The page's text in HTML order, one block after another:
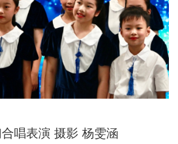
合唱表演 摄影 杨雯涵